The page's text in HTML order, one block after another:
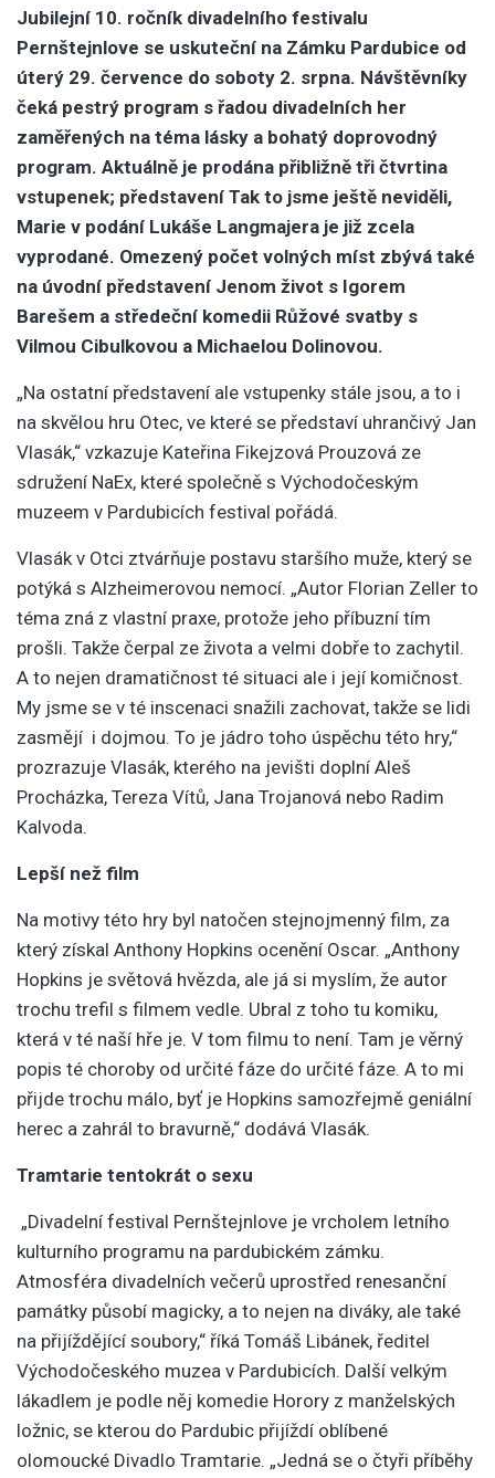
Jubilejní 10. ročník divadelního festivalu
Pernštejnlove se uskuteční na Zámku Pardubice od
úterý 29. července do soboty 2. srpna. Návštěvníky
čeká pestrý program s řadou divadelních her
zaměřených na téma lásky a bohatý doprovodný
program. Aktuálně je prodána přibližně tři čtvrtina
vstupenek; představení Tak to jsme ještě neviděli,
Marie v podání Lukáše Langmajera je již zcela
vyprodané. Omezený počet volných míst zbývá také
na úvodní představení Jenom život s Igorem
Barešem a středeční komedii Růžové svatby s
Vilmou Cibulkovou a Michaelou Dolinovou.
„Na ostatní představení ale vstupenky stále jsou, a to i
na skvělou hru Otec, ve které se představí uhrančivý Jan
Vlasák,“ vzkazuje Kateřina Fikejzová Prouzová ze
sdružení NaEx, které společně s Východočeským
muzeem v Pardubicích festival pořádá.
Vlasák v Otci ztvárňuje postavu staršího muže, který se
potýká s Alzheimerovou nemocí. „Autor Florian Zeller to
téma zná z vlastní praxe, protože jeho příbuzní tím
prošli. Takže čerpal ze života a velmi dobře to zachytil.
A to nejen dramatičnost té situaci ale i její komičnost.
My jsme se v té inscenaci snažili zachovat, takže se lidi
zasmějí i dojmou. To je jádro toho úspěchu této hry,“
prozrazuje Vlasák, kterého na jevišti doplní Aleš
Procházka, Tereza Vítů, Jana Trojanová nebo Radim
Kalvoda.
Lepší než film
Na motivy této hry byl natočen stejnojmenný film, za
který získal Anthony Hopkins ocenění Oscar. „Anthony
Hopkins je světová hvězda, ale já si myslím, že autor
trochu trefil s filmem vedle. Ubral z toho tu komiku,
která v té naší hře je. V tom filmu to není. Tam je věrný
popis té choroby od určité fáze do určité fáze. A to mi
přijde trochu málo, byť je Hopkins samozřejmě geniální
herec a zahrál to bravurně,“ dodává Vlasák.
Tramtarie tentokrát o sexu
„Divadelní festival Pernštejnlove je vrcholem letního
kulturního programu na pardubickém zámku.
Atmosféra divadelních večerů uprostřed renesanční
památky působí magicky, a to nejen na diváky, ale také
na přijíždějící soubory,“ říká Tomáš Libánek, ředitel
Východočeského muzea v Pardubicích. Další velkým
lákadlem je podle něj komedie Horory z manželských
ložnic, se kterou do Pardubic přijíždí oblíbené
olomoucké Divadlo Tramtarie. „Jedná se o čtyři příběhy